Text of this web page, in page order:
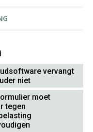
vervangt
niet
moet
tegen
de Berg